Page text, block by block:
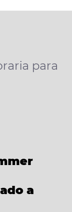
para
a